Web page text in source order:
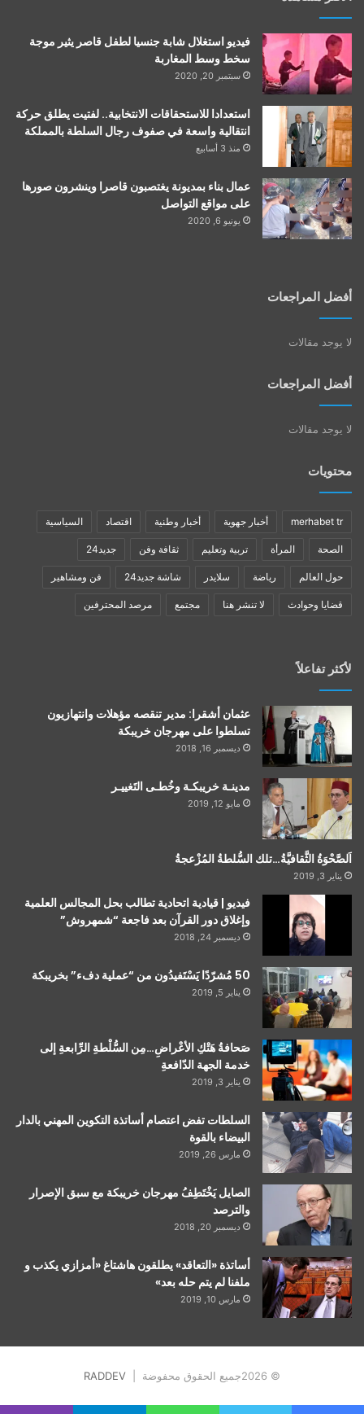
فيديو استغلال شابة جنسيا لطفل قاصر يثير موجة
سخط وسط المغاربة
سبتمبر 20, 2020
استعدادا للاستحقاقات الانتخابية.. لفتيت يطلق حركة
انتقالية واسعة في صفوف رجال السلطة بالمملكة
منذ 3 أسابيع
عمال بناء بمديونة يغتصبون قاصرا وينشرون صورها
على مواقع التواصل
يونيو 6, 2020
أفضل المراجعات
لا يوجد مقالات
أفضل المراجعات
لا يوجد مقالات
محتويات
merhabet tr أخبار جهوية أخبار وطنية اقتصاد السياسية
الصحة المرأة تربية وتعليم ثقافة وفن جديد24
حول العالم رياضة سلايدر شاشة جديد24 فن ومشاهير
قضايا وحوادث لا تنشر هنا مجتمع مرصد المحترفين
لأكثر تفاعلاً
عثمان أشقرا: مدير تنقصه مؤهلات وانتهازيون
تسلطوا على مهرجان خريبكة
ديسمبر 16, 2018
مدينـة خريبكـة وخُطـى التَغييـر
مايو 12, 2019
اَلصَّحْوَةُ الثَّقافيَّةُ…تلك السُّلطةُ المُزْعجةُ
يناير 3, 2019
فيديو | قيادية اتحادية تطالب بحل المجالس العلمية
وإغلاق دور القرآن بعد فاجعة “شمهروش”
ديسمبر 24, 2018
50 مُشرّدًا يَسْتَفيدُون من “عملية دفء” بخريبكة
يناير 5, 2019
صَحافةُ هَتْكِ الأعْراضِ…مِن السُّلْطةِ الرِّابعةِ إلى
خدمة الجهة الدّافعةِ
يناير 3, 2019
السلطات تفض اعتصام أساتذة التكوين المهني بالدار
البيضاء بالقوة
مارس 26, 2019
الصايل يَخْتَطِفُ مهرجان خريبكة مع سبق الإصرار
والترصد
ديسمبر 20, 2018
أساتذة «التعاقد» يطلقون هاشتاغ «أمزازي يكذب و
ملفنا لم يتم حله بعد»
مارس 10, 2019
© 2026جميع الحقوق محفوضة | RADDEV